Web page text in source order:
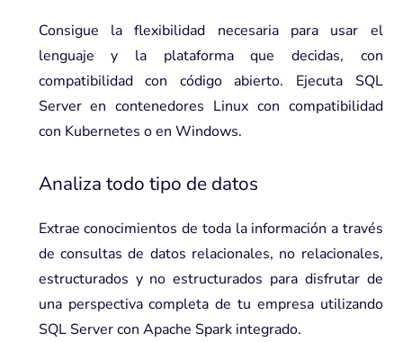
Consigue la flexibilidad necesaria para usar el
lenguaje y la plataforma que decidas, con
compatibilidad con código abierto. Ejecuta SQL
Server en contenedores Linux con compatibilidad
con Kubernetes o en Windows.
Analiza todo tipo de datos
Extrae conocimientos de toda la información a través
de consultas de datos relacionales, no relacionales,
estructurados y no estructurados para disfrutar de
una perspectiva completa de tu empresa utilizando
SQL Server con Apache Spark integrado.